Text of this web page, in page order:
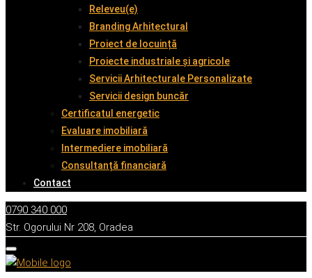
Releveu(e)
Branding Arhitectural
Proiect de locuință
Proiecte industriale și agricole
Servicii Arhitecturale Personalizate
Servicii design buncăr
Certificatul energetic
Evaluare imobiliară
Intermediere imobiliară
Consultanță financiară
Contact
0790 340 000
Str. Ogorului Nr 208, Oradea